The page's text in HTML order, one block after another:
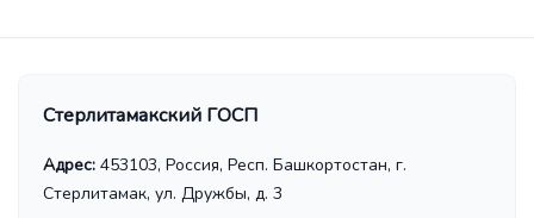
Стерлитамакский ГОСП
Адрес: 453103, Россия, Респ. Башкортостан, г.
Стерлитамак, ул. Дружбы, д. 3